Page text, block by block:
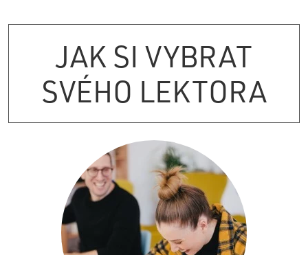
JAK SI VYBRAT
SVÉHO LEKTORA